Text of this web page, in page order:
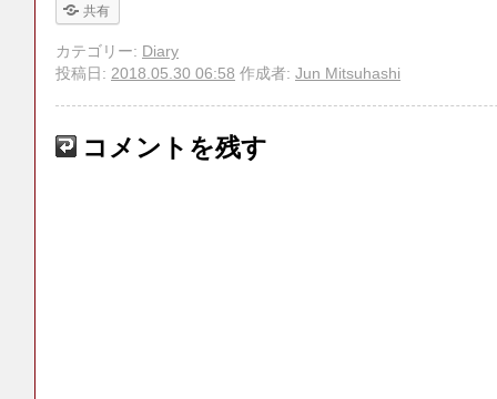
共有
カテゴリー: Diary
投稿日: 2018.05.30 06:58 作成者: Jun Mitsuhashi
コメントを残す